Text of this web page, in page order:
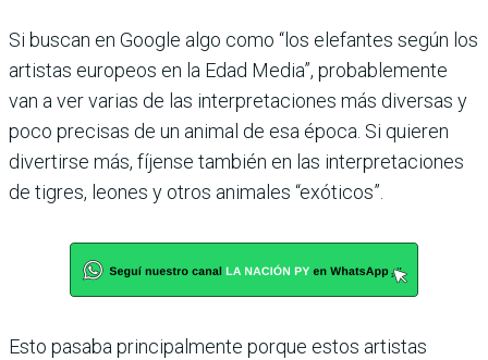
Si buscan en Google algo como “los elefantes según los
artistas europeos en la Edad Media”, probablemente
van a ver varias de las interpretaciones más diversas y
poco precisas de un animal de esa época. Si quieren
divertirse más, fíjense también en las interpretaciones
de tigres, leones y otros animales “exóticos”.
Esto pasaba principalmente porque estos artistas